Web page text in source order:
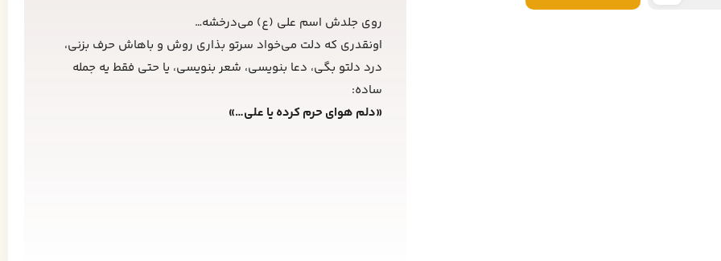
روی جلدش اسم علی (ع) می‌درخشه…
اونقدری که دلت می‌خواد سرتو بذاری روش و باهاش حرف بزنی،
درد دلتو بگی، دعا بنویسی، شعر بنویسی، یا حتی فقط یه جمله
ساده:
«دلم هوای حرم کرده یا علی…»